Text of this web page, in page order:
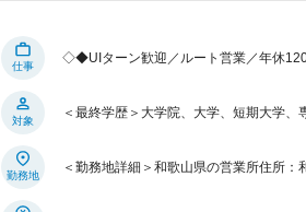
仕事
◇◆UIターン歓迎／ルート営業／年休
対象
＜最終学歴＞大学院、大学、短期大学
勤務地
＜勤務地詳細＞和歌山県の営業所住所